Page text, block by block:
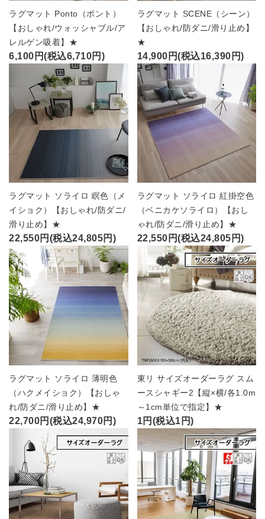
ラグマット Ponto（ポント）
【おしゃれ/ウォッシャブル/ア
レルゲン吸着】★
6,100円(税込6,710円)
ラグマット SCENE（シーン）
【おしゃれ/防ダニ/滑り止め】
★
14,900円(税込16,390円)
ラグマット ソライロ 瞑色（メ
イショク）【おしゃれ/防ダニ/
滑り止め】★
22,550円(税込24,805円)
ラグマット ソライロ 紅掛空色
（ベニカケソライロ）【おし
ゃれ/防ダニ/滑り止め】★
22,550円(税込24,805円)
ラグマット ソライロ 薄明色
（ハクメイショク）【おしゃ
れ/防ダニ/滑り止め】★
22,700円(税込24,970円)
東リ サイズオーダーラグ スム
ースシャギー2【縦×横/各1.0m
～1cm単位で指定】★
1円(税込1円)